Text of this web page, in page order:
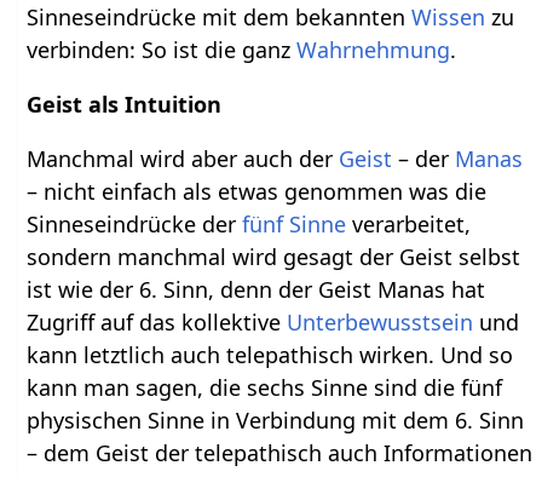
Sinneseindrücke mit dem bekanntenWissen zu
verbinden: So ist die ganzWahrnehmung.
Geist als Intuition
Manchmal wird aber auch der Geist – der Manas
– nicht einfach als etwas genommen was die
Sinneseindrücke derfünf Sinne verarbeitet,
sondern manchmal wird gesagt der Geist selbst
ist wie der 6. Sinn, denn der Geist Manas hat
Zugriff auf das kollektive Unterbewusstsein und
kann letztlich auch telepathisch wirken. Und so
kann man sagen, die sechs Sinne sind die fünf
physischen Sinne in Verbindung mit dem 6. Sinn
– dem Geist der telepathisch auch Informationen